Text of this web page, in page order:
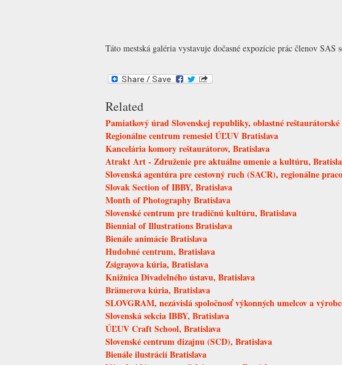
Táto mestská galéria vystavuje dočasné expozície prác členov SAS
Related
Pamiatkový úrad Slovenskej republiky, oblastné
Regionálne centrum remesiel ÚĽUV Bratislava
Kancelária komory reštaurátorov, Bratislava
Atrakt Art - Združenie pre aktuálne umenie a kultúru,
Slovenská agentúra pre cestovný ruch (SACR), regionálne
Slovak Section of IBBY, Bratislava
Month of Photography Bratislava
Slovenské centrum pre tradičnú kultúru, Bratislava
Biennial of Illustrations Bratislava
Bienále animácie Bratislava
Hudobné centrum, Bratislava
Zsigrayova kúria, Bratislava
Knižnica Divadelného ústavu, Bratislava
Brämerova kúria, Bratislava
SLOVGRAM, nezávislá spoločnosť výkonných umelcov a
Slovenská sekcia IBBY, Bratislava
ÚĽUV Craft School, Bratislava
Slovenské centrum dizajnu (SCD), Bratislava
Bienále ilustrácií Bratislava